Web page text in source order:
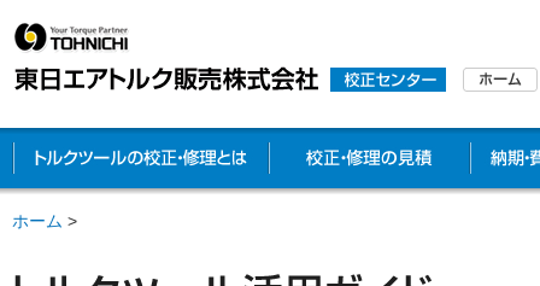
トルクツールの校正・修理とは校正・修
ホーム >